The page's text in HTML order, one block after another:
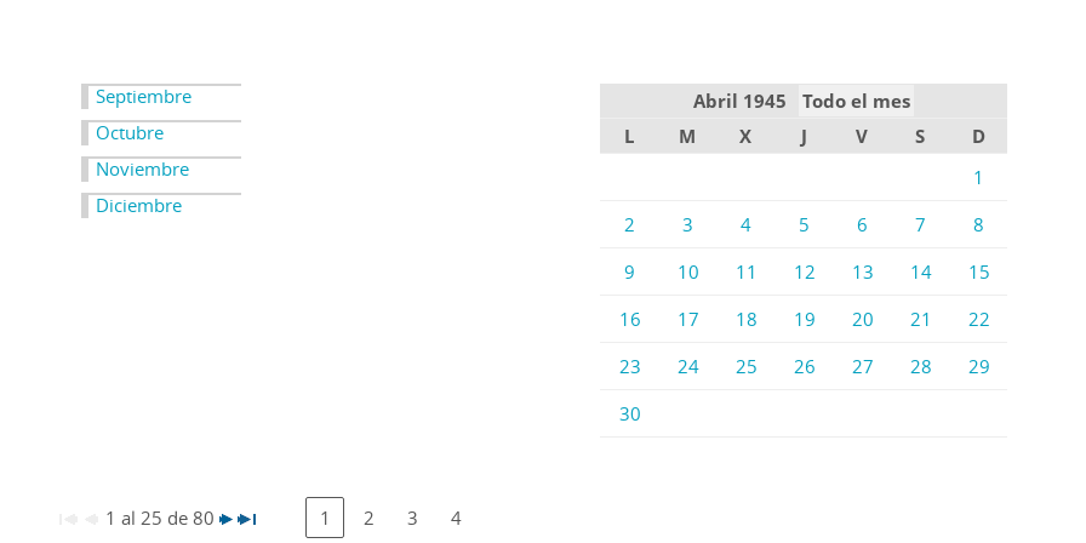
Septiembre
Octubre
Noviembre
Diciembre
Abril 1945
Todo el mes
L
M X J V S
D
1
2
3 4 5 6 7
8
9
10 11 12 13 14
15
16
17 18 19 20 21
22
23
24 25 26 27 28
29
30
1 al 25 de 80 1 2 3 4